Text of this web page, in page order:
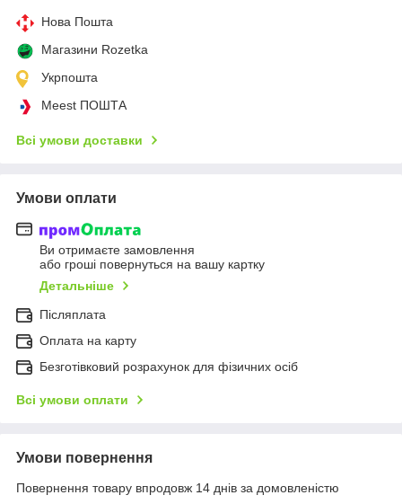
Нова Пошта
Магазини Rozetka
Укрпошта
Meest ПОШТА
Всі умови доставки
Умови оплати
Ви отримаєте замовлення
або гроші повернуться на вашу картку
Детальніше
Післяплата
Оплата на карту
Безготівковий розрахунок для фізичних осіб
Всі умови оплати
Умови повернення
Повернення товару впродовж 14 днів за домовленістю